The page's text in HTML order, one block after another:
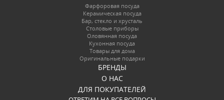
Фарфоровая посуда
Керамическая посуда
Бар, стекло и хрусталь
Столовые приборы
Оловянная посуда
Кухонная посуда
Товары для дома
Оригинальные подарки
БРЕНДЫ
О НАС
ДЛЯ ПОКУПАТЕЛЕЙ